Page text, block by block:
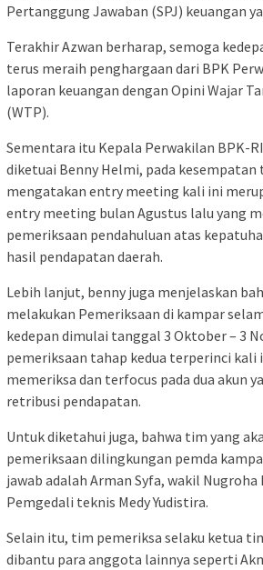
Pertanggung Jawaban (SPJ) keuangan
Terakhir Azwan berharap, semoga
terus meraih penghargaan dari BPK
laporan keuangan dengan Opini Wajar
(WTP).
Sementara itu Kepala Perwakilan BPK-
diketuai Benny Helmi, pada kesempatan
mengatakan entry meeting kali ini
entry meeting bulan Agustus lalu yang
pemeriksaan pendahuluan atas
hasil pendapatan daerah.
Lebih lanjut, benny juga menjelaskan
melakukan Pemeriksaan di kampar
kedepan dimulai tanggal 3 Oktober – 3
pemeriksaan tahap kedua terperinci kali
memeriksa dan terfocus pada dua akun
retribusi pendapatan.
Untuk diketahui juga, bahwa tim yang
pemeriksaan dilingkungan pemda
jawab adalah Arman Syfa, wakil
Pemgedali teknis Medy Yudistira.
Selain itu, tim pemeriksa selaku ketua
dibantu para anggota lainnya seperti